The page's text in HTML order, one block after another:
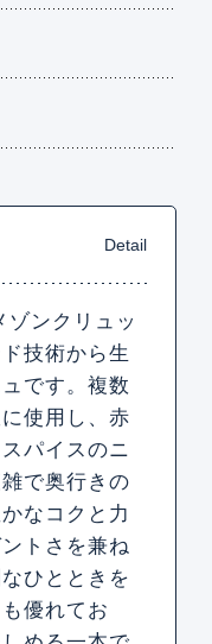
Detail
ゾンクリュッ
技術から生
です。複数
使用し、赤
パイスのニ
で奥行きの
なコクと力
トさを兼ね
ひとときを
優れてお